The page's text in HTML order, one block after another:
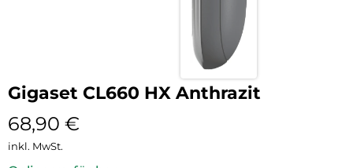
Gigaset CL660 HX Anthrazit
68,90 €
inkl. MwSt.